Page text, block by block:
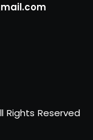
Rights Reserved